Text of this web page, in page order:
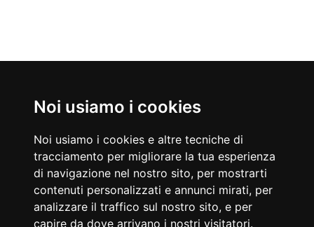
Noi usiamo i cookies
Noi usiamo i cookies e altre tecniche di
tracciamento per migliorare la tua esperienza
di navigazione nel nostro sito, per mostrarti
contenuti personalizzati e annunci mirati, per
analizzare il traffico sul nostro sito, e per
capire da dove arrivano i nostri visitatori.
Nati Oggi
Barbara De Rossi
Attrice e conduttrice televisiva italiana
Whitney Houston
Cantante e attrice statunitense
Accadde Oggi
09/08/1991
Viene assassinato il magistrato Antonino Scopelliti.
09/08/1945
Bomba atomica su Nagasaki.
Aforismi